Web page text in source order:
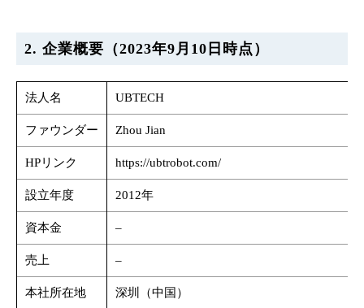
2. 企業概要（2023年9月10日時点）
法人名 UBTECH
ファウンダー Zhou Jian
HPリンク https://ubtrobot.com/
設立年度 2012年
資本金 –
売上 –
本社所在地 深圳（中国）